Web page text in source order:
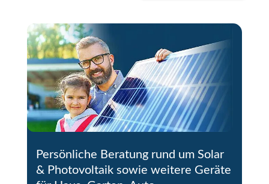
Persönliche Beratung rund um Solar
& Photovoltaik sowie weitere Geräte